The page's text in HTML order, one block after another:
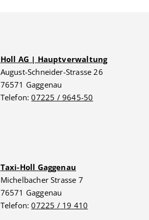
Holl AG | Hauptverwaltung
August-Schneider-Strasse 26
76571 Gaggenau
Telefon:07225 / 9645-50
Taxi-Holl Gaggenau
Michelbacher Strasse 7
76571 Gaggenau
Telefon:07225 / 19 410